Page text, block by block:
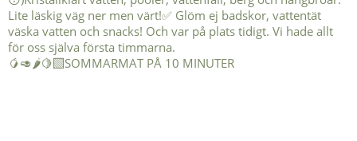
🥭🥑🌶️🍋‍🟩SOMMARMAT PÅ 10 MINUTER